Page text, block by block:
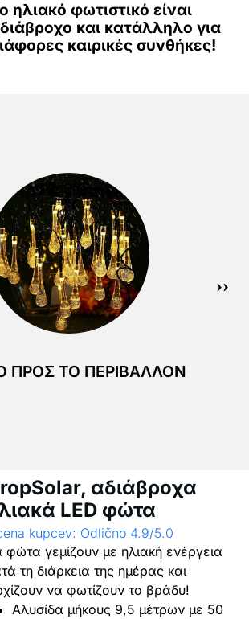
ηλιακό φωτιστικό είναι
και κατάλληλο για
καιρικές συνθήκες!
ΠΡΟΣ ΤΟ ΠΕΡΙΒΆΛΛΟΝ
αδιάβροχα
LED φώτα
kupcev: Odlično 4.9/5.0
φώτα γεμίζουν με ηλιακή ενέργεια
τη διάρκεια της ημέρας και
να φωτίζουν το βράδυ!
Αλυσίδα μήκους 9,5 μέτρων με 50